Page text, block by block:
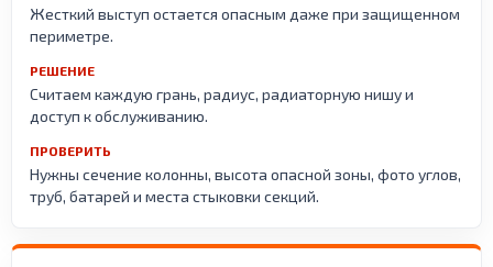
Жесткий выступ остается опасным даже при защищенном
периметре.
РЕШЕНИЕ
Считаем каждую грань, радиус, радиаторную нишу и
доступ к обслуживанию.
ПРОВЕРИТЬ
Нужны сечение колонны, высота опасной зоны, фото углов,
труб, батарей и места стыковки секций.